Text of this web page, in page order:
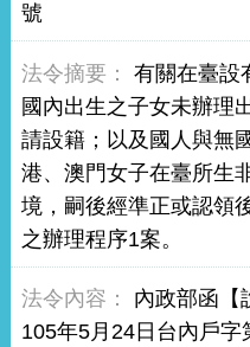
號
有關在臺設
國內出生之子女未辦理
請設籍；以及國人與無
港、澳門女子在臺所生
境，嗣後經準正或認領
之辦理程序1案。
內政部函【
105年5月24日台內戶